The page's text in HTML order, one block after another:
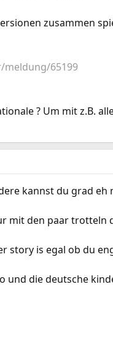
zusammen
65199
? Um mit z.B.
kannst du grad eh
mit den paar
story is egal ob du
und die deutsche